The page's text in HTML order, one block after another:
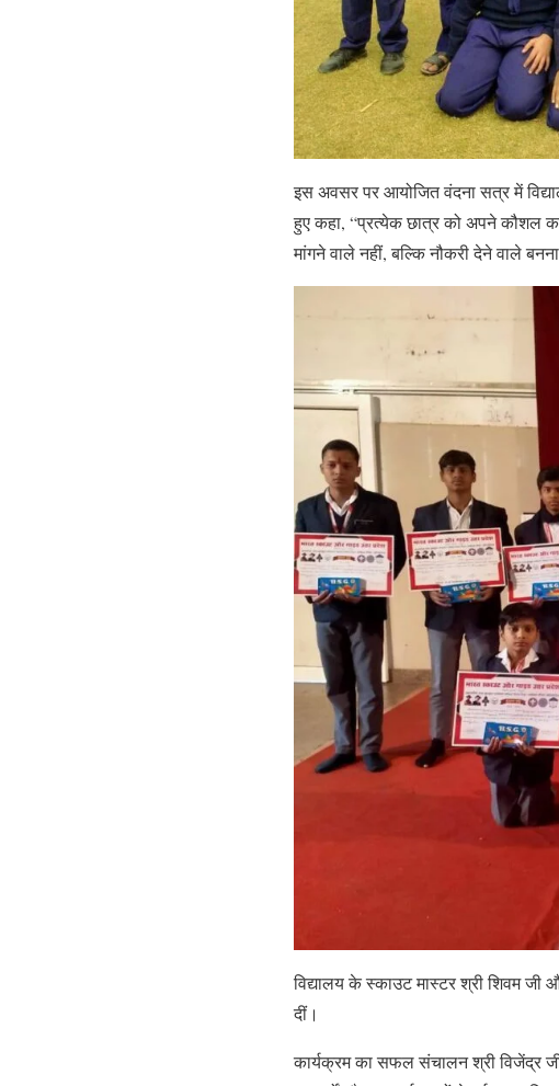
इस अवसर पर आयोजित वंदना सत्र में
हुए कहा, “प्रत्येक छात्र को अपने कौशल
मांगने वाले नहीं, बल्कि नौकरी देने वाले
विद्यालय के स्काउट मास्टर श्री शिवम जी
दीं।
कार्यक्रम का सफल संचालन श्री विजेंद्र